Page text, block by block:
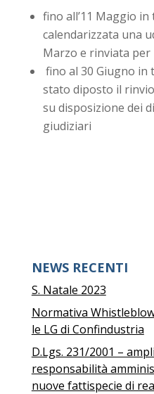
fino all’11 Maggio
calendarizzata una
Marzo e rinviata per
fino al 30 Giugno in
stato diposto il
su disposizione dei
giudiziari
NEWS RECENTI
S. Natale 2023
Normativa
le LG di Confindustria
D.Lgs. 231/2001 –
responsabilità
nuove fattispecie di